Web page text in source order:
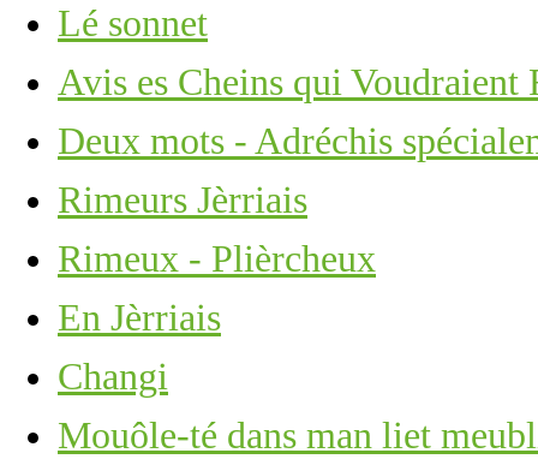
Lé sonnet
Avis es Cheins qui Voudraient
Deux mots - Adréchis
Rimeurs Jèrriais
Rimeux - Plièrcheux
En Jèrriais
Changi
Mouôle-té dans man liet